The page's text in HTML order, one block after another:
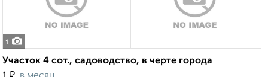
1
Участок 4 сот., садоводство, в черте города